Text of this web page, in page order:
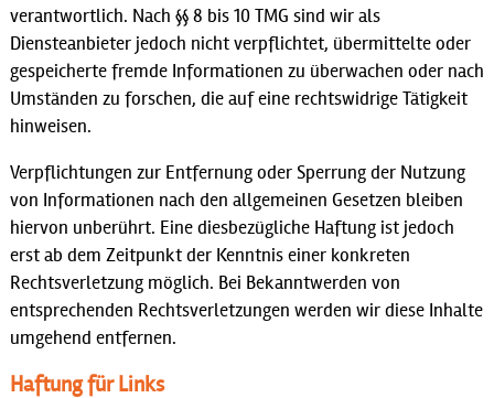
verantwortlich. Nach §§ 8 bis 10 TMG sind wir als
Diensteanbieter jedoch nicht verpflichtet, übermittelte oder
gespeicherte fremde Informationen zu überwachen oder nach
Umständen zu forschen, die auf eine rechtswidrige Tätigkeit
hinweisen.
Verpflichtungen zur Entfernung oder Sperrung der Nutzung
von Informationen nach den allgemeinen Gesetzen bleiben
hiervon unberührt. Eine diesbezügliche Haftung ist jedoch
erst ab dem Zeitpunkt der Kenntnis einer konkreten
Rechtsverletzung möglich. Bei Bekanntwerden von
entsprechenden Rechtsverletzungen werden wir diese Inhalte
umgehend entfernen.
Haftung für Links